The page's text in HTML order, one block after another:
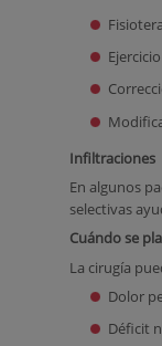
Infiltraciones
En algunos
selectivas
Cuándo se
La cirugía
Dolor
Déficit